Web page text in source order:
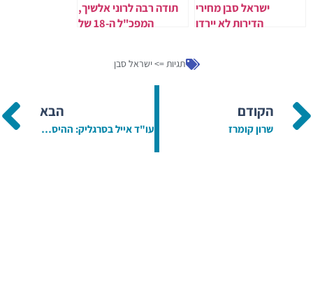
ישראל סבן מחירי
הדירות לא יירדו
תודה רבה לרוני אלשיך,
המפכ"ל ה-18 של
תגיות =>ישראל סבן
הקודם
שרון קומרז
הבא
עו"ד אייל בסרגליק: ההיסוס להכיר ברצח כפיגוע